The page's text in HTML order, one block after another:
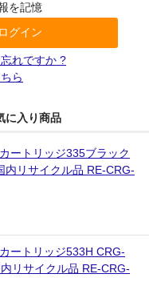
を記憶
れですか ?
ら
に入り商品
ートリッジ335ブラック
内リサイクル品 RE-CRG-
ートリッジ533H CRG-
リサイクル品 RE-CRG-